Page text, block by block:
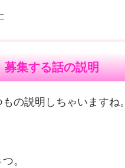
募集する話の説明
の説明しちゃいますね。
。